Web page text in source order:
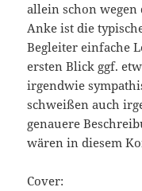
allein schon
Anke ist die
Begleiter einfache
ersten Blick ggf.
irgendwie
schweißen auch
genauere
wären in diesem
Cover: